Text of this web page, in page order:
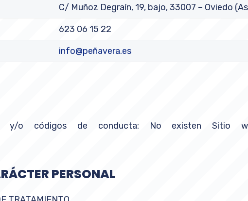
C/ Muñoz Degraín, 19, bajo, 33007 – Oviedo
623 06 15 22
info@peñavera.es
y/o códigos de conducta: No existen Sitio
PERSONAL